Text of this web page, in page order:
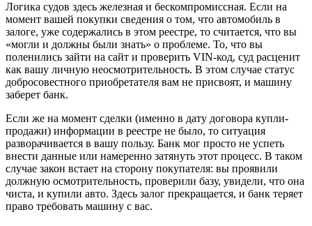
Логика судов здесь железная и бескомпромиссная. Если на
момент вашей покупки сведения о том, что автомобиль в
залоге, уже содержались в этом реестре, то считается, что вы
«могли и должны были знать» о проблеме. То, что вы
поленились зайти на сайт и проверить VIN-код, суд расценит
как вашу личную неосмотрительность. В этом случае статус
добросовестного приобретателя вам не присвоят, и машину
заберет банк.
Если же на момент сделки (именно в дату договора купли-
продажи) информации в реестре не было, то ситуация
разворачивается в вашу пользу. Банк мог просто не успеть
внести данные или намеренно затянуть этот процесс. В таком
случае закон встает на сторону покупателя: вы проявили
должную осмотрительность, проверили базу, увидели, что она
чиста, и купили авто. Здесь залог прекращается, и банк теряет
право требовать машину с вас.